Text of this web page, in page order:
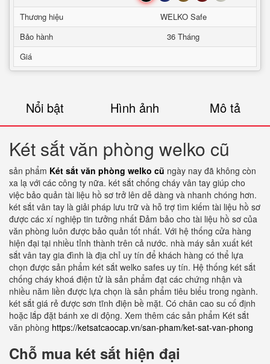
Thương hiệu
WELKO Safe
Bảo hành
36 Tháng
Giá
Nổi bật Hình ảnh Mô tả
Két sắt văn phòng welko cũ
sản phẩm Két sắt văn phòng welko cũ ngày nay đã không còn
xa lạ với các công ty nữa. két sắt chống cháy vân tay giúp cho
việc bảo quản tài liệu hồ sơ trở lên dễ dàng và nhanh chóng hơn.
két sắt vân tay là giải pháp lưu trữ và hỗ trợ tìm kiếm tài liệu hồ sơ
được các xí nghiệp tin tưởng nhất Đảm bảo cho tài liệu hồ sơ của
văn phòng luôn được bảo quản tốt nhất. Với hệ thống cửa hàng
hiện đại tại nhiều tỉnh thành trên cả nước. nhà máy sản xuất két
sắt vân tay gia đình là địa chỉ uy tín để khách hàng có thể lựa
chọn được sản phẩm két sắt welko safes uy tín. Hệ thống két sắt
chống cháy khoá điện tử là sản phẩm đạt các chứng nhận và
nhiều năm liền được lựa chọn là sản phẩm tiêu biểu trong ngành.
két sắt giá rẻ được sơn tĩnh điện bề mặt. Có chân cao su cố định
hoặc lắp đặt bánh xe di động. Xem thêm các sản phẩm Két sắt
văn phòng https://ketsatcaocap.vn/san-pham/ket-sat-van-phong
Chỗ mua két sắt hiện đại